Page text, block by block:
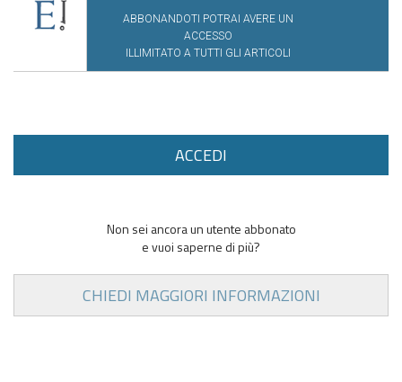
ABBONANDOTI POTRAI AVERE UN
ACCESSO
ILLIMITATO A TUTTI GLI ARTICOLI
ACCEDI
Non sei ancora un utente abbonato
e vuoi saperne di più?
CHIEDI MAGGIORI INFORMAZIONI